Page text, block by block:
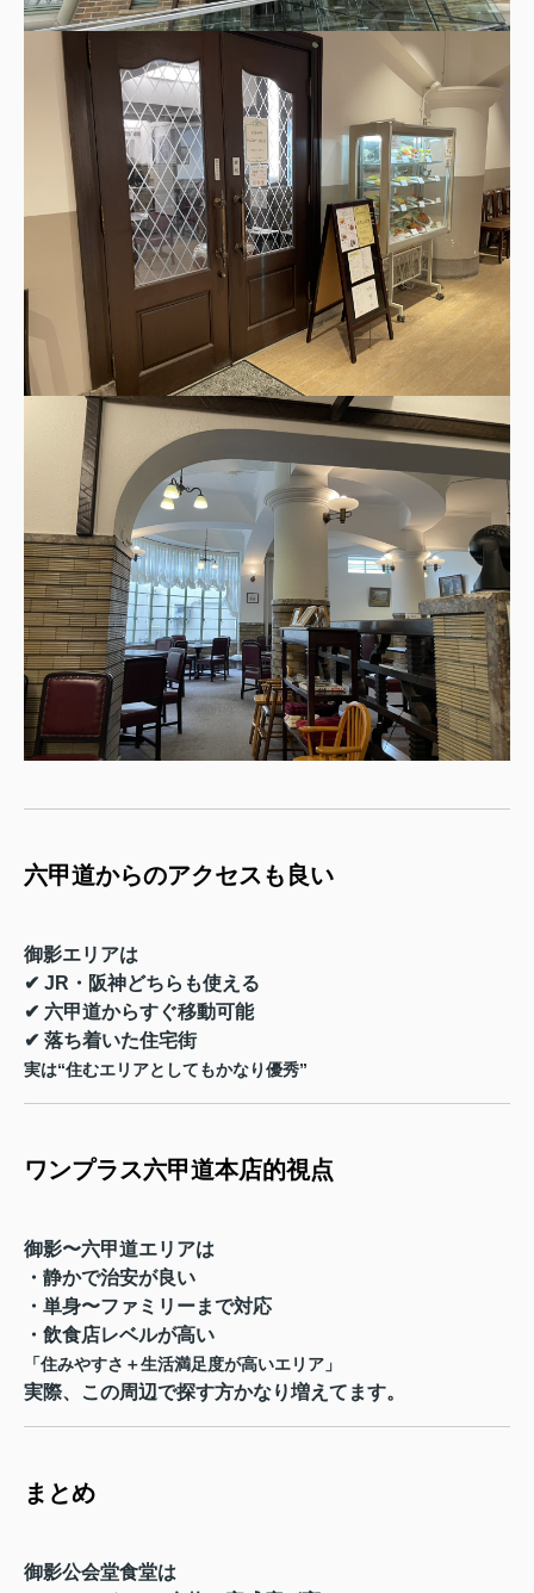
六甲道からのアクセスも良い
御影エリアは
✔ JR・阪神どちらも使える
✔ 六甲道からすぐ移動可能
✔ 落ち着いた住宅街
実は“住むエリアとしてもかなり優秀”
ワンプラス六甲道本店的視点
御影〜六甲道エリアは
・静かで治安が良い
・単身〜ファミリーまで対応
・飲食店レベルが高い
「住みやすさ＋生活満足度が高いエリア」
実際、この周辺で探す方かなり増えてます。
まとめ
御影公会堂食堂は